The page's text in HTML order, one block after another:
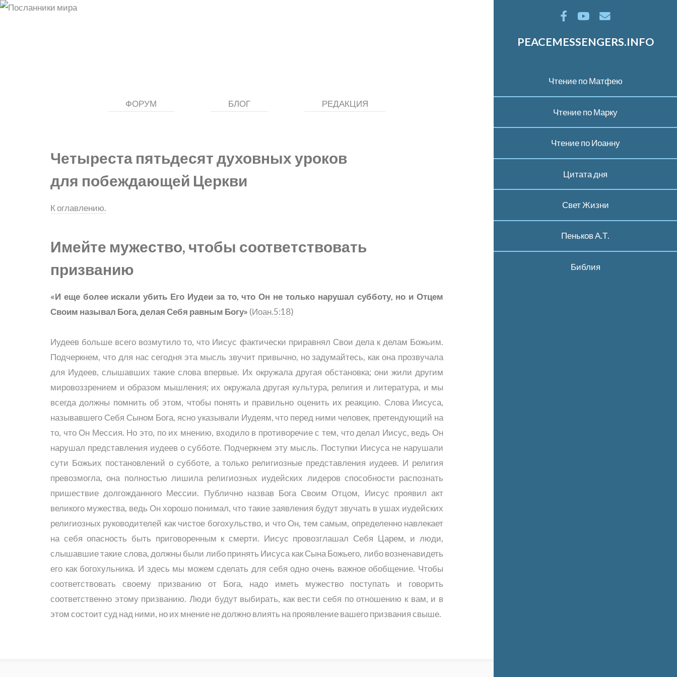
PEACEMESSENGERS.INFO
Чтение по Матфею
Чтение по Марку
Чтение по Иоанну
Цитата дня
Свет Жизни
Пеньков А.Т.
Библия
ФОРУМ БЛОГ РЕДАКЦИЯ
Четыреста пятьдесят духовных уроков
для побеждающей Церкви
К оглавлению.
Имейте мужество, чтобы соответствовать
призванию
«И еще более искали убить Его Иудеи за то, что Он не только нарушал субботу, но и Отцем
Своим называл Бога, делая Себя равным Богу» (Иоан.5:18)
Иудеев больше всего возмутило то, что Иисус фактически приравнял Свои дела к делам Божьим.
Подчеркнем, что для нас сегодня эта мысль звучит привычно, но задумайтесь, как она прозвучала
для Иудеев, слышавших такие слова впервые. Их окружала другая обстановка; они жили другим
мировоззрением и образом мышления; их окружала другая культура, религия и литература, и мы
всегда должны помнить об этом, чтобы понять и правильно оценить их реакцию. Слова Иисуса,
называвшего Себя Сыном Бога, ясно указывали Иудеям, что перед ними человек, претендующий на
то, что Он Мессия. Но это, по их мнению, входило в противоречие с тем, что делал Иисус, ведь Он
нарушал представления иудеев о субботе. Подчеркнем эту мысль. Поступки Иисуса не нарушали
сути Божьих постановлений о субботе, а только религиозные представления иудеев. И религия
превозмогла, она полностью лишила религиозных иудейских лидеров способности распознать
пришествие долгожданного Мессии. Публично назвав Бога Своим Отцом, Иисус проявил акт
великого мужества, ведь Он хорошо понимал, что такие заявления будут звучать в ушах иудейских
религиозных руководителей как чистое богохульство, и что Он, тем самым, определенно навлекает
на себя опасность быть приговоренным к смерти. Иисус провозглашал Себя Царем, и люди,
слышавшие такие слова, должны были либо принять Иисуса как Сына Божьего, либо возненавидеть
его как богохульника. И здесь мы можем сделать для себя одно очень важное обобщение. Чтобы
соответствовать своему призванию от Бога, надо иметь мужество поступать и говорить
соответственно этому призванию. Люди будут выбирать, как вести себя по отношению к вам, и в
этом состоит суд над ними, но их мнение не должно влиять на проявление вашего призвания свыше.